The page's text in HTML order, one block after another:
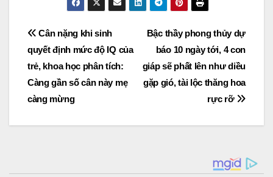
Post
navigation
Bậc thầy phong thủy dự
báo 10 ngày tới, 4 con
giáp sẽ phất lên như diều
gặp gió, tài lộc thăng hoa
rực rỡ
Cân nặng khi sinh
quyết định mức độ IQ của
trẻ, khoa học phân tích:
Càng gần số cân này mẹ
càng mừng